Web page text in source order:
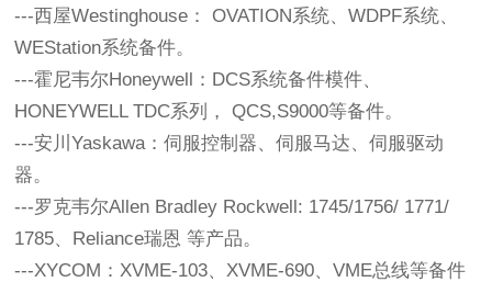
---西屋Westinghouse： OVATION系统、WDPF系统、
WEStation系统备件。
---霍尼韦尔Honeywell：DCS系统备件模件、
HONEYWELL TDC系列， QCS,S9000等备件。
---安川Yaskawa：伺服控制器、伺服马达、伺服驱动
器。
---罗克韦尔Allen Bradley Rockwell: 1745/1756/ 1771/
1785、Reliance瑞恩 等产品。
---XYCOM：XVME-103、XVME-690、VME总线等备件